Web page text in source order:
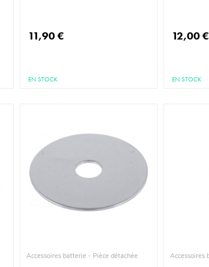
11,90 €
EN STOCK
12,00 €
EN STOCK
Accessoires batterie - Pièce détachée